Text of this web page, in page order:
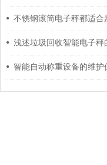
不锈钢滚筒电子秤都适合